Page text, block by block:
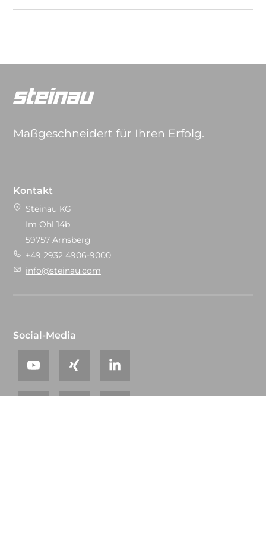
Maßgeschneidert für Ihren Erfolg.
Kontakt
Steinau KG
Im Ohl 14b
59757 Arnsberg
+49 2932 4906-9000
info@steinau.com
Social-Media